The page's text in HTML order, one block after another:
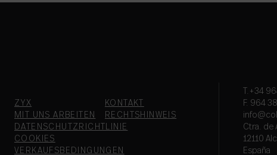
ZYX
KONTAKT
MIT UNS ARBEITEN
RECHTSHINWEIS
DATENSCHUTZRICHTLINIE
COOKIES
VERKAUFSBEDINGUNGEN
T.+34
F. 964
Ctra. de
12110
España